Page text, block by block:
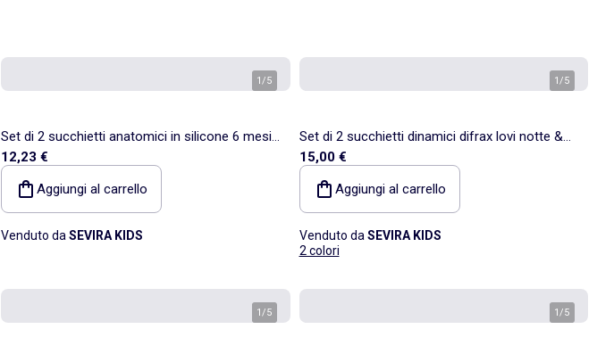
1/5
Set di 2 succhietti anatomici in silicone 6 mesi
e oltre | Filibabba
12,23 €
Aggiungi al carrello
Venduto da SEVIRA KIDS
1/5
Set di 2 succhietti dinamici difrax lovi notte &
giorno | Difrax
15,00 €
Aggiungi al carrello
Venduto da SEVIRA KIDS
2 colori
1/5 1/5